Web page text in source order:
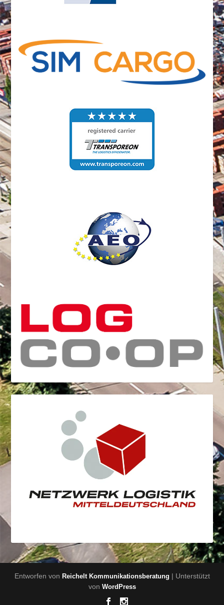
Entworfen von Reichelt Kommunikationsberatung | Unterstützt
von WordPress